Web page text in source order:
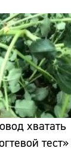
хватать
тест»